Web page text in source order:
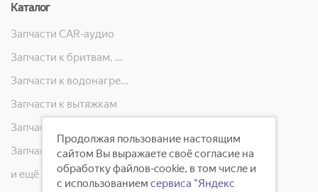
Каталог
Запчасти CAR-аудио
Запчасти к бритвам, машинкам для стрижки, фенам, эпиляторам, зубным щёткам
Запчасти к водонагревателям
Запчасти к вытяжкам
Запчасти к масляным радиаторам, вентиляторам, увлажнителям воздуха и теплотехнике
и ещё 23 категорий
Продолжая пользование настоящим
сайтом Вы выражаете своё согласие на
обработку файлов-cookie, в том числе и
с использованием сервиса "Яндекс